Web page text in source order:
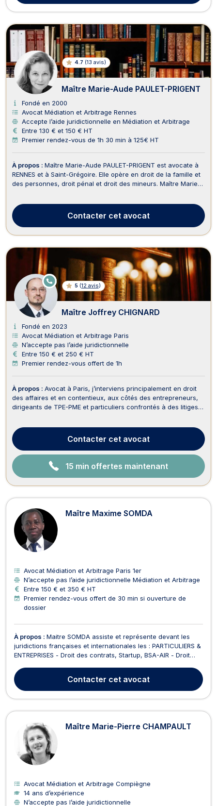
le...
4.7 (13 avis)
Maître Marie-Aude PAULET-PRIGENT
Fondé en 2000
Avocat Médiation et Arbitrage Rennes
Accepte l’aide juridictionnelle en Médiation et Arbitrage
Entre 130 € et 150 € HT
Premier rendez-vous de 1h 30 min à 125€ HT
À propos : Maître Marie-Aude PAULET-PRIGENT est avocate à
RENNES et à Saint-Grégoire. Elle opère en droit de la famille et
des personnes, droit pénal et droit des mineurs. Maître Marie-
séparation et de demande de pension ...
Contacter cet avocat
5 (12 avis)
E
N
E
Maître Joffrey CHIGNARD
Fondé en 2023
Avocat Médiation et Arbitrage Paris
N’accepte pas l’aide juridictionnelle
Entre 150 € et 250 € HT
Premier rendez-vous offert de 1h
À propos : Avocat à Paris, j’interviens principalement en droit
des affaires et en contentieux, aux côtés des entrepreneurs,
dirigeants de TPE-PME et particuliers confrontés à des litiges
conflits entre associés, de rup...
Contacter cet avocat
15 min offertes maintenant
Maître Maxime SOMDA
Avocat Médiation et Arbitrage Paris 1er
N’accepte pas l’aide juridictionnelle Médiation et Arbitrage
Entre 150 € et 350 € HT
Premier rendez-vous offert de 30 min si ouverture de
dossier
À propos : Maitre SOMDA assiste et représente devant les
juridictions françaises et internationales les : PARTICULIERS &
ENTREPRISES - Droit des contrats, Startup, BSA-AIR - Droit
- Droit de la santé et responsabilité médicale - Droits de
l’homme (CNDA, CEDH) et RSE ...
Contacter cet avocat
Maître Marie-Pierre CHAMPAULT
Avocat Médiation et Arbitrage Compiègne
14 ans d’expérience
N’accepte pas l’aide juridictionnelle